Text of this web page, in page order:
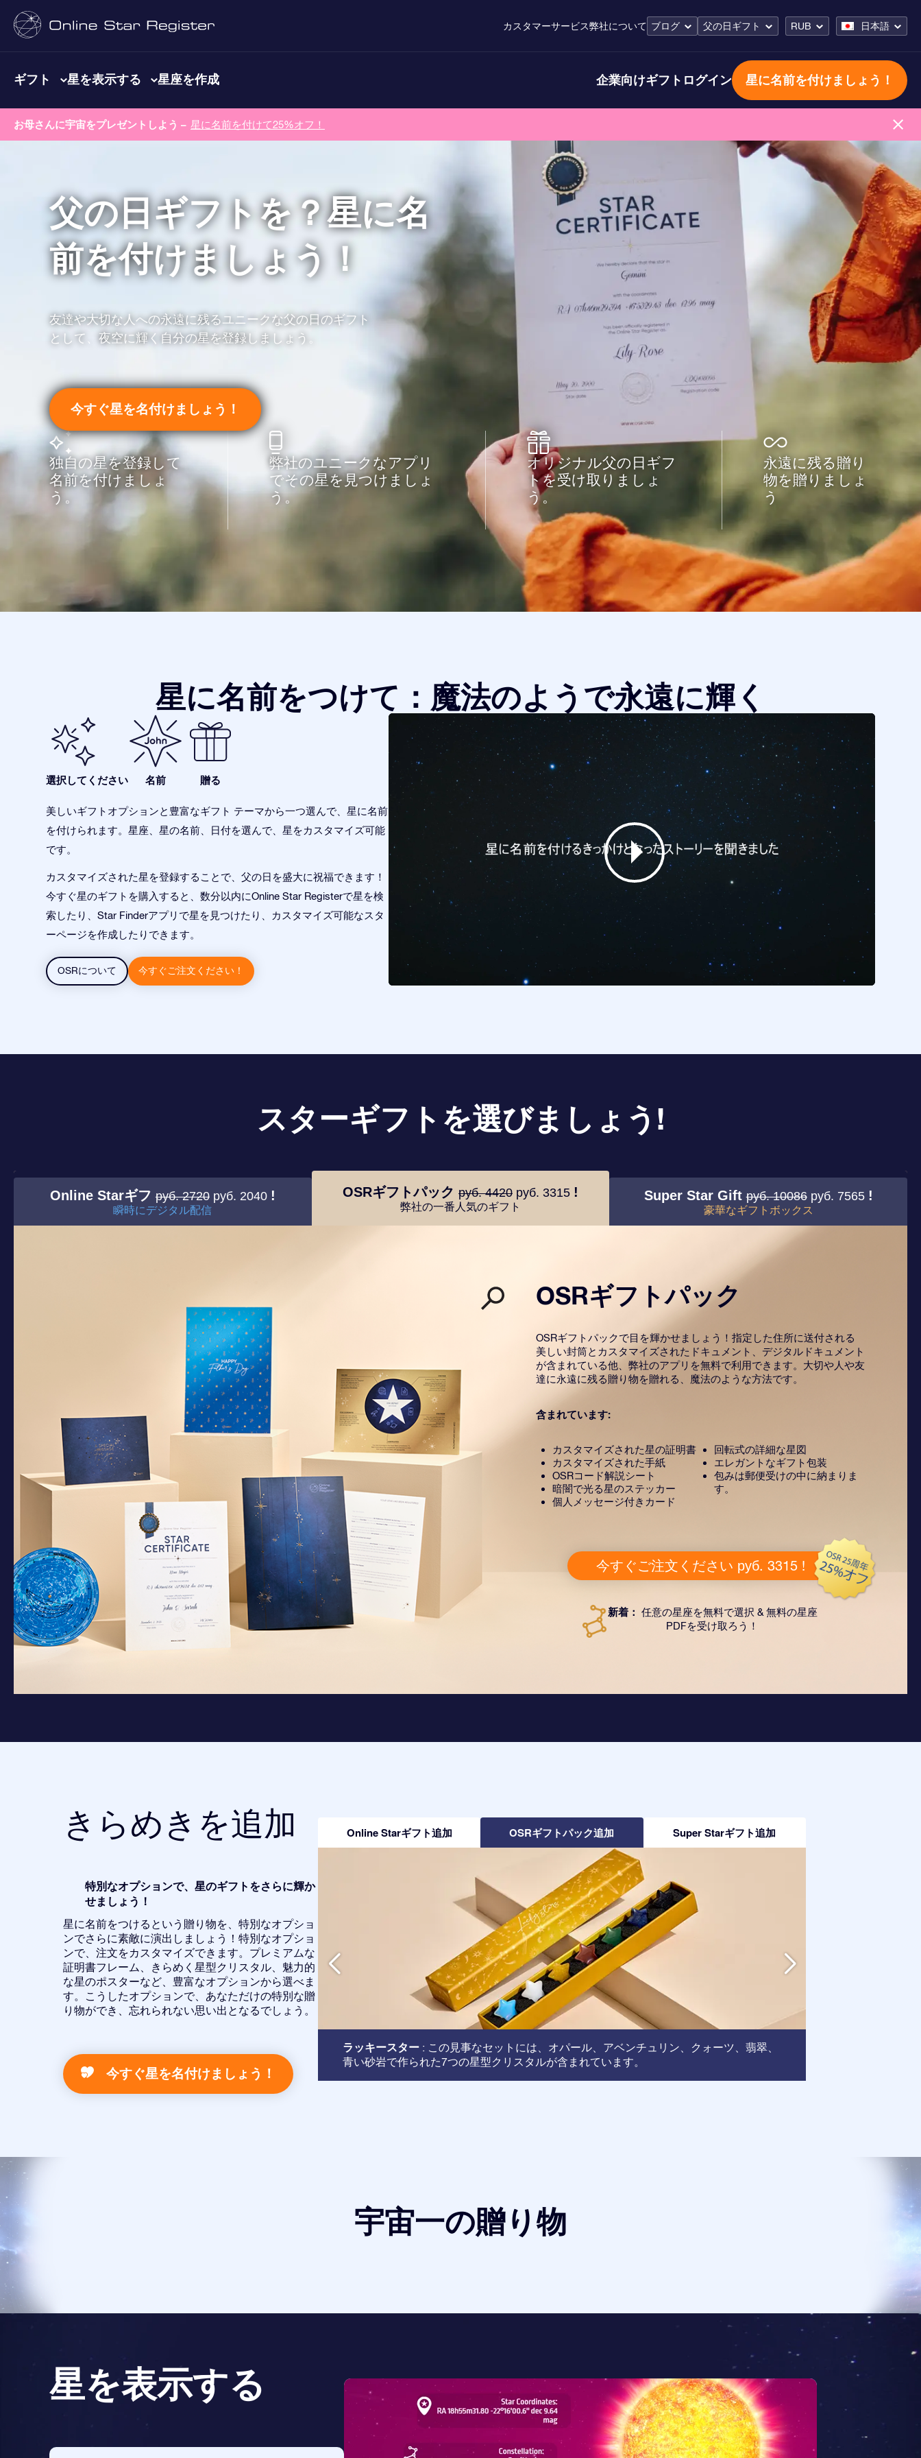
カスタマーサービス弊社について ブログ 父の日ギフト RUB 日本語
ギフト 星を表示する 星座を作成 企業向けギフト ログイン 星に名前を付けましょう！
お母さんに宇宙をプレゼントしよう – 星に名前を付けて25%オフ！
父の日ギフトを？星に名
前を付けましょう！
友達や大切な人への永遠に残るユニークな父の日のギフト
として、夜空に輝く自分の星を登録しましょう。
今すぐ星を名付けましょう！
独自の星を登録して
名前を付けましょ
う。
弊社のユニークなアプリ
でその星を見つけましょ
う。
オリジナル父の日ギフ
トを受け取りましょ
う。
永遠に残る贈り
物を贈りましょ
う
星に名前をつけて：魔法のようで永遠に輝く
選択してください 名前 贈る
美しいギフトオプションと豊富なギフト テーマから一つ選んで、星に名前
を付けられます。星座、星の名前、日付を選んで、星をカスタマイズ可能
です。
カスタマイズされた星を登録することで、父の日を盛大に祝福できます！
今すぐ星のギフトを購入すると、数分以内にOnline Star Registerで星を検
索したり、Star Finderアプリで星を見つけたり、カスタマイズ可能なスタ
ーページを作成したりできます。
OSRについて 今すぐご注文ください！
スターギフトを選びましょう!
Online Starギフруб. 2720 руб. 2040 !
瞬時にデジタル配信
OSRギフトパック руб. 4420 руб. 3315 !
弊社の一番人気のギフト
Super Star Giftруб. 10086 руб. 7565 !
豪華なギフトボックス
OSRギフトパック
OSRギフトパックで目を輝かせましょう！指定した住所に送付される
美しい封筒とカスタマイズされたドキュメント、デジタルドキュメント
が含まれている他、弊社のアプリを無料で利用できます。大切や人や友
達に永遠に残る贈り物を贈れる、魔法のような方法です。
含まれています:
カスタマイズされた星の証明書
カスタマイズされた手紙
OSRコード解説シート
暗闇で光る星のステッカー
個人メッセージ付きカード
回転式の詳細な星図
エレガントなギフト包装
包みは郵便受けの中に納まりま
す。
今すぐご注文ください руб. 3315 !
新着： 任意の星座を無料で選択 & 無料の星座
PDFを受け取ろう！
きらめきを追加
特別なオプションで、星のギフトをさらに輝か
せましょう！
星に名前をつけるという贈り物を、特別なオプショ
ンでさらに素敵に演出しましょう！特別なオプショ
ンで、注文をカスタマイズできます。プレミアムな
証明書フレーム、きらめく星型クリスタル、魅力的
な星のポスターなど、豊富なオプションから選べま
す。こうしたオプションで、あなただけの特別な贈
り物ができ、忘れられない思い出となるでしょう。
今すぐ星を名付けましょう！
Online Starギフト追加 OSRギフトパック追加 Super Starギフト追加
ラッキースター : この見事なセットには、オパール、アベンチュリン、クォーツ、翡翠、
青い砂岩で作られた7つの星型クリスタルが含まれています。
宇宙一の贈り物
星を表示する